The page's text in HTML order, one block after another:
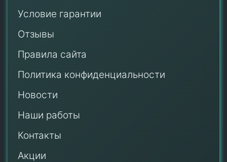
Условие гарантии
Отзывы
Правила сайта
Политика конфиденциальности
Новости
Наши работы
Контакты
Акции